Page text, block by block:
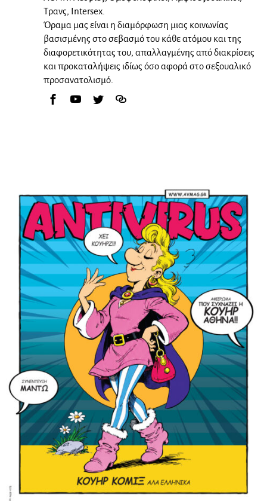
Τρανς, Intersex.
Όραμα μας είναι η διαμόρφωση μιας κοινωνίας
βασισμένης στο σεβασμό του κάθε ατόμου και της
διαφορετικότητας του, απαλλαγμένης από διακρίσεις
και προκαταλήψεις ιδίως όσο αφορά στο σεξουαλικό
προσανατολισμό.